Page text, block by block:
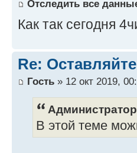
Отследить все
Как так сегодня
Re:
Гость » 12 окт 2019,
В этой теме